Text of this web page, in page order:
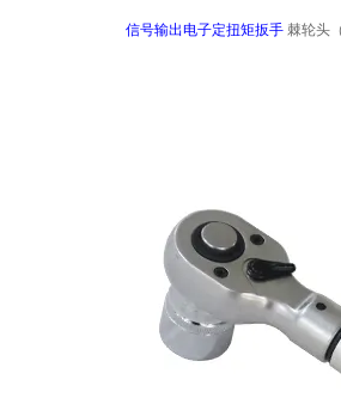
信号输出电子定扭矩扳手 棘轮头